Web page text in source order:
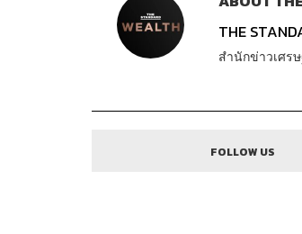
THE
สำนักข่าวเศร
FOLLOW US